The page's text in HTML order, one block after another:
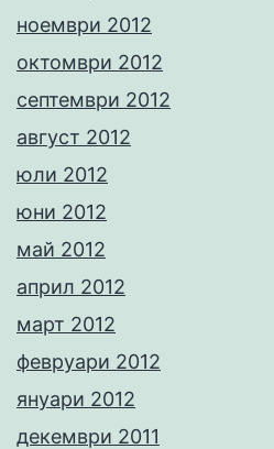
ноември 2012
октомври 2012
септември 2012
август 2012
юли 2012
юни 2012
май 2012
април 2012
март 2012
февруари 2012
януари 2012
декември 2011